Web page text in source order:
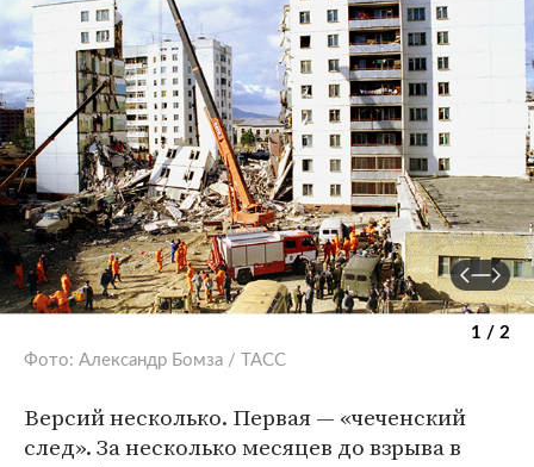
1 / 2
Фото: Александр Бомза / ТАСС
Версий несколько. Первая — «чеченский
след». За несколько месяцев до взрыва в